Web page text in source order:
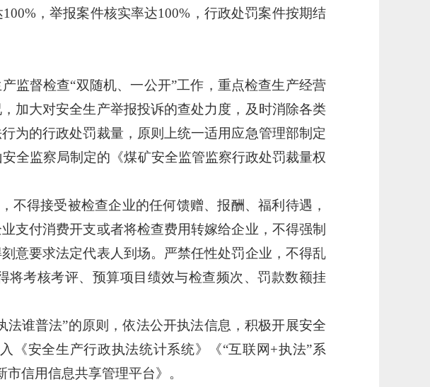
，举报案件核实率达100%，行政处罚案件按期结
监督检查“双随机、一公开”工作，重点检查生产经营
加大对安全生产举报投诉的查处力度，及时消除各类
为的行政处罚裁量，原则上统一适用应急管理部制定
全监察局制定的《煤矿安全监管监察行政处罚裁量权
不得接受被检查企业的任何馈赠、报酬、福利待遇，
支付消费开支或者将检查费用转嫁给企业，不得强制
意要求法定代表人到场。严禁任性处罚企业，不得乱
考核考评、预算项目绩效与检查频次、罚款数额挂
法谁普法”的原则，依法公开执法信息，积极开展安全
《安全生产行政执法统计系统》《“互联网+执法”系
信用信息共享管理平台》。